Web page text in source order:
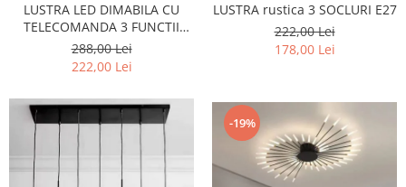
LUSTRA LED DIMABILA CU
TELECOMANDA 3 FUNCTII
160W Neagra
288,00 Lei
222,00 Lei
LUSTRA rustica 3 SOCLURI E27
222,00 Lei
178,00 Lei
-19%